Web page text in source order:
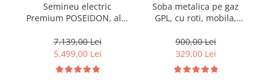
Semineu electric
Premium POSEIDON, alb,
:700*2000*330 mm, efect
3D, telecomanda
7.139,00 Lei
5.499,00 Lei
Soba metalica pe gaz
GPL, cu roti, mobila,
putere, negru
900,00 Lei
329,00 Lei